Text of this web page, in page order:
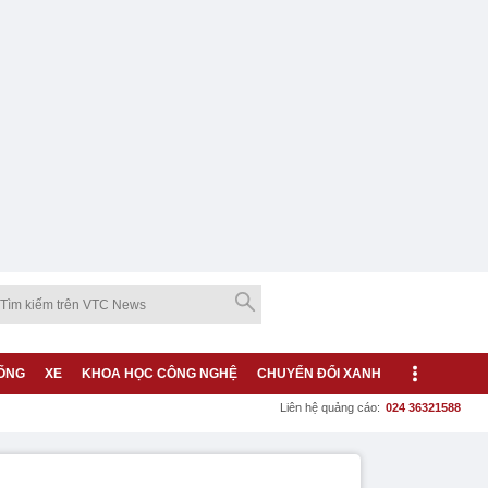
XE KHOA HỌC CÔNG NGHỆ CHUYỂN ĐỔI XANH
Liên hệ quảng cáo: 024 36321588